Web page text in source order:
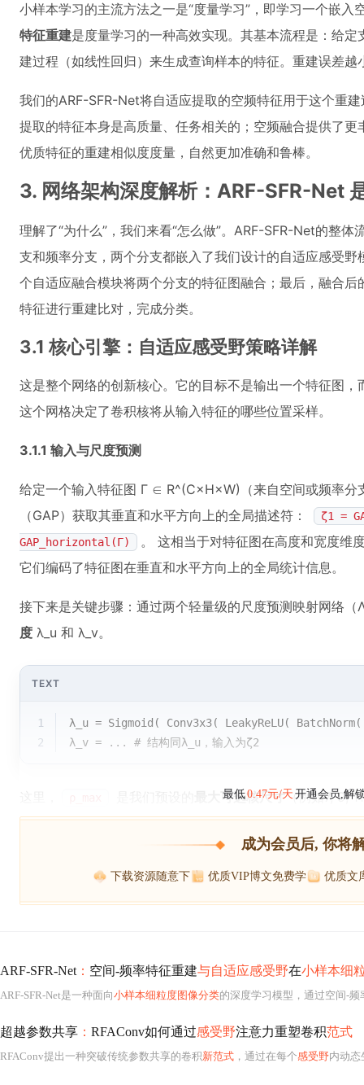
小样本学习的主流方法之一是“度量学习”，即学习一个嵌
特征重建是度量学习的一种高效实现。其基本流程是：给
建过程（如线性回归）来生成查询样本的特征。重建误差
我们的ARF-SFR-Net将自适应提取的空频特征用于这个重
提取的特征本身是高质量、任务相关的；空频融合提供了
优质特征的重建相似度度量，自然更加准确和鲁棒。
3. 网络架构深度解析：ARF-SFR-Net
理解了“为什么”，我们来看“怎么做”。ARF-SFR-Net的整
支和频率分支，两个分支都嵌入了我们设计的自适应感受
个自适应融合模块将两个分支的特征图融合；最后，融合
特征进行重建比对，完成分类。
3.1 核心引擎：自适应感受野策略详解
这是整个网络的创新核心。它的目标不是输出一个特征图，
这个网格决定了卷积核将从输入特征的哪些位置采样。
3.1.1 输入与尺度预测
给定一个输入特征图 Γ ∈ R^(C×H×W)（来自空间或频率分
（GAP）获取其垂直和水平方向上的全局描述符：
ζ1 =
GAP_horizontal(Γ)
。 这相当于对特征图在高度和宽度维
它们编码了特征图在垂直和水平方向上的全局统计信息。
接下来是关键步骤：通过两个轻量级的尺度预测映射网络
度 λ_u 和 λ_v。
TEXT
1
λ_u = Sigmoid( Conv3x3( LeakyReLU(
2
λ_v = ... # 结构同λ_u，输入为ζ2
最大可选核尺寸（例如7, 9,
最低0.47元/天 开通会员,解
成为会员后, 你将
下载资源随意下 优质VIP博文免费学 优质文
ARF-SFR-Net ： 空间-频率特征重建与自适应感受野在小样本细
ARF-SFR-Net是一种面向小样本细粒度图像分类的深度学习模型，通过空间-频
超越参数共享 ： RFAConv如何通过感受野注意力重塑卷积范式
RFAConv提出一种突破传统参数共享的卷积新范式 ，通过在每个感受野内动态